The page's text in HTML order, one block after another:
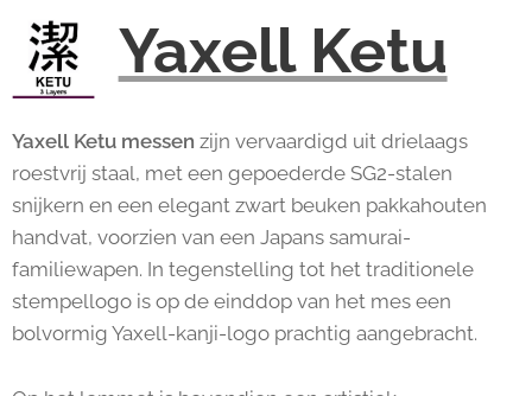
Yaxell Ketu
Yaxell Ketu messen zijn vervaardigd uit drielaags
roestvrij staal, met een gepoederde SG2-stalen
snijkern en een elegant zwart beuken pakkahouten
handvat, voorzien van een Japans samurai-
familiewapen. In tegenstelling tot het traditionele
stempellogo is op de einddop van het mes een
bolvormig Yaxell-kanji-logo prachtig aangebracht.